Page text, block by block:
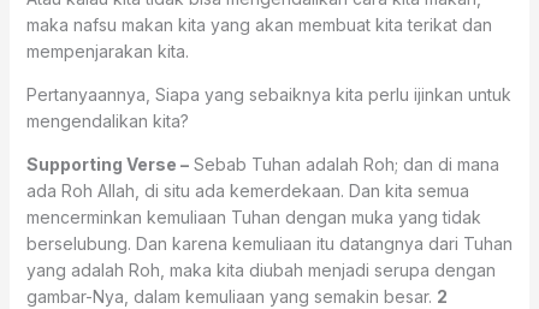
maka nafsu makan kita yang akan membuat kita terikat dan
mempenjarakan kita.
Pertanyaannya, Siapa yang sebaiknya kita perlu ijinkan untuk
mengendalikan kita?
Supporting Verse –Sebab Tuhan adalah Roh; dan di mana
ada Roh Allah, di situ ada kemerdekaan. Dan kita semua
mencerminkan kemuliaan Tuhan dengan muka yang tidak
berselubung. Dan karena kemuliaan itu datangnya dari Tuhan
yang adalah Roh, maka kita diubah menjadi serupa dengan
gambar-Nya, dalam kemuliaan yang semakin besar. 2